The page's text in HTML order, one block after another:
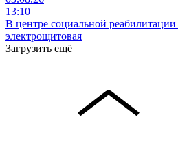
13:10
В центре социальной
электрощитовая
Загрузить ещё